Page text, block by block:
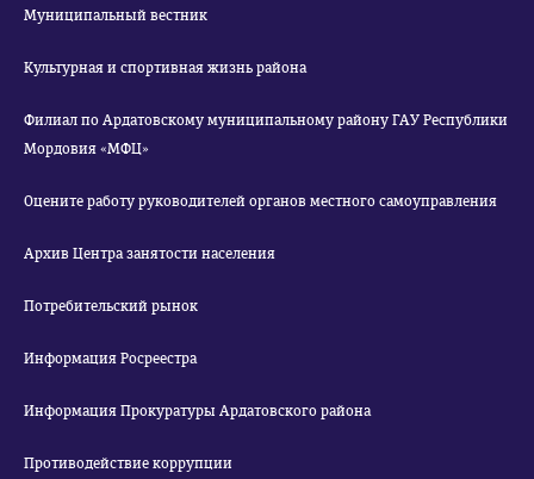
Муниципальный вестник
Культурная и спортивная жизнь района
Филиал по Ардатовскому муниципальному району ГАУ Республики
Мордовия «МФЦ»
Оцените работу руководителей органов местного самоуправления
Архив Центра занятости населения
Потребительский рынок
Информация Росреестра
Информация Прокуратуры Ардатовского района
Противодействие коррупции